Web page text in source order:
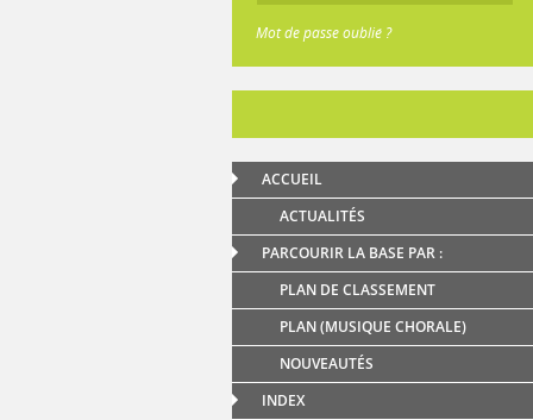
Mot de passe oublié ?
ACCUEIL
ACTUALITÉS
PARCOURIR LA BASE PAR :
PLAN DE CLASSEMENT
PLAN (MUSIQUE CHORALE)
NOUVEAUTÉS
INDEX